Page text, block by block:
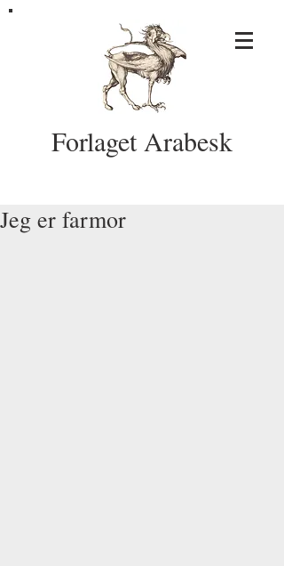
Forlaget Arabesk
Jeg er farmor